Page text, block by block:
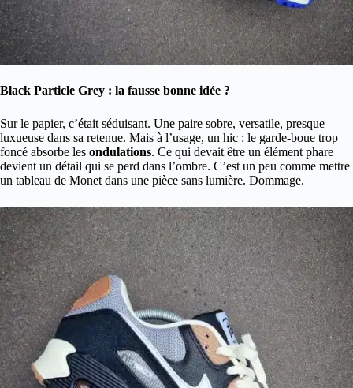
Black Particle Grey : la fausse bonne idée ?
Sur le papier, c’était séduisant. Une paire sobre, versatile, presque
luxueuse dans sa retenue. Mais à l’usage, un hic : le garde-boue trop
foncé absorbe les ondulations. Ce qui devait être un élément phare
devient un détail qui se perd dans l’ombre. C’est un peu comme mettre
un tableau de Monet dans une pièce sans lumière. Dommage.